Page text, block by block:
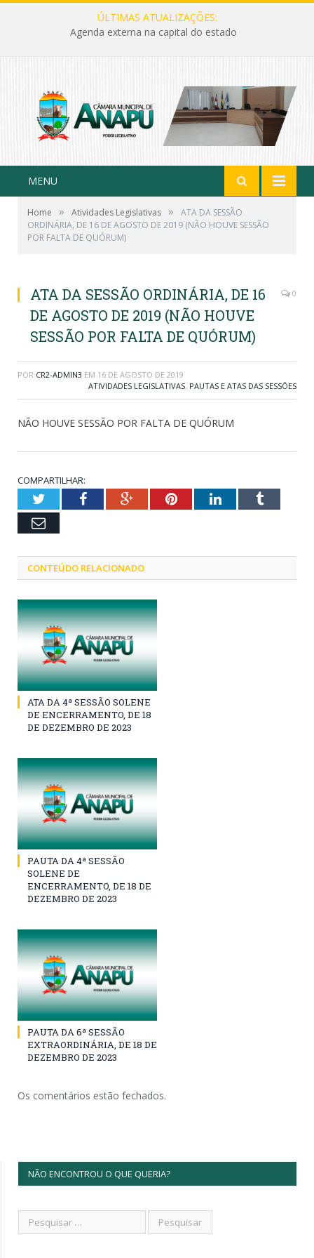
ÚLTIMAS ATUALIZAÇÕES:
Agenda externa na capital do estado
MENU
Home » Atividades Legislativas »
ATA DA SESSÃO
ORDINÁRIA, DE 16 DE AGOSTO DE 2019 (NÃO HOUVE SESSÃO
POR FALTA DE QUÓRUM)
ATA DA SESSÃO ORDINÁRIA, DE 16
DE AGOSTO DE 2019 (NÃO HOUVE
SESSÃO POR FALTA DE QUÓRUM)
0
POR CR2-ADMIN3 EM 16 DE AGOSTO DE 2019
ATIVIDADES LEGISLATIVAS, PAUTAS E ATAS DAS SESSÕES
NÃO HOUVE SESSÃO POR FALTA DE QUÓRUM
COMPARTILHAR:
TwitterFacebookGoogle+PinterestLinkedInTumblr
Email
CONTEÚDO RELACIONADO
ATA DA 4ª SESSÃO SOLENE
DE ENCERRAMENTO, DE 18
DE DEZEMBRO DE 2023
PAUTA DA 4ª SESSÃO
SOLENE DE
ENCERRAMENTO, DE 18 DE
DEZEMBRO DE 2023
PAUTA DA 6ª SESSÃO
EXTRAORDINÁRIA, DE 18 DE
DEZEMBRO DE 2023
Os comentários estão fechados.
NÃO ENCONTROU O QUE QUERIA?